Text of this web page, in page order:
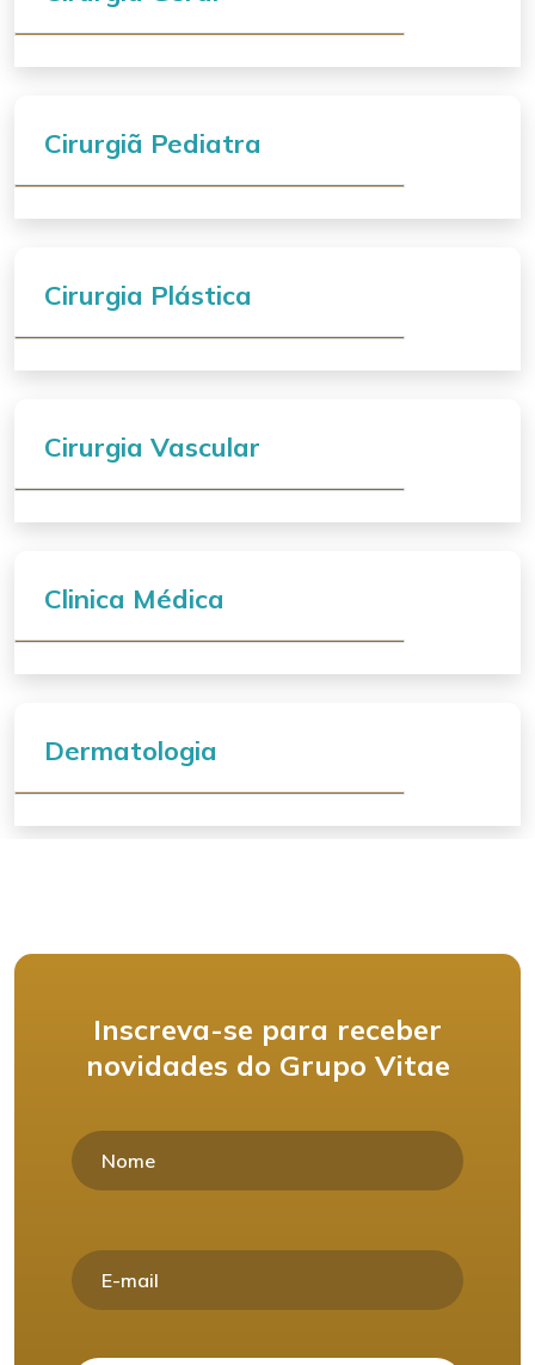
Cirurgiã Pediatra
Cirurgia Plástica
Cirurgia Vascular
Clinica Médica
Dermatologia
Fonoaudiologia
Gastroenterologia
Inscreva-se para receber
novidades do Grupo Vitae